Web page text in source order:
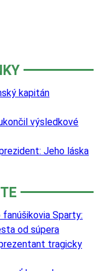
kapitán
výsledkové
Jeho láska
Sparty:
od súpera
tragicky